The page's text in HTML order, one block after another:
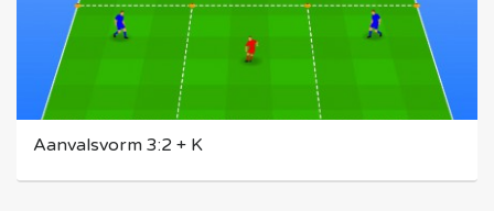
Aanvalsvorm 3:2 + K